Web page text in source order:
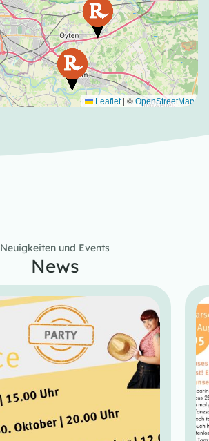
Leaflet | © OpenStreetMap
Neuigkeiten und Events
News